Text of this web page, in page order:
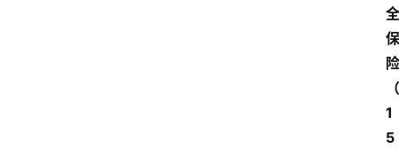
全
保
险
（
1
5